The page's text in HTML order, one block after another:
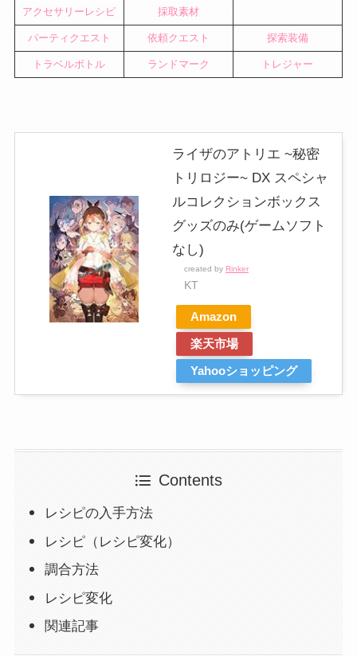
アクセサリーレシピ 採取素材
パーティクエスト 依頼クエスト 探索装備
トラベルボトル ランドマーク トレジャー
ライザのアトリエ ~秘密
トリロジー~ DX スペシャ
ルコレクションボックス
グッズのみ(ゲームソフト
なし)
created by Rinker
KT
Amazon
楽天市場
Yahooショッピング
Contents
レシピの入手方法
レシピ（レシピ変化）
調合方法
レシピ変化
関連記事